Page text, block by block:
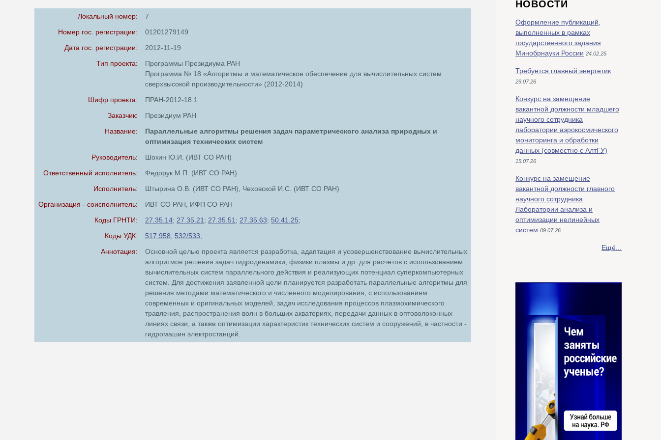
Локальный номер:
7
Номер гос. регистрации:
01201279149
Дата гос. регистрации:
2012-11-19
Тип проекта:
Программы Президиума РАН
Программа № 18 «Алгоритмы и математическое обеспечение для вычислительных систем
сверхвысокой производительности» (2012-2014)
Шифр проекта:
ПРАН-2012-18.1
Заказчик:
Президиум РАН
Название:
Параллельные алгоритмы решения задач параметрического анализа природных и
оптимизация технических систем
Руководитель:
Шокин Ю.И. (ИВТ СО РАН)
Ответственный исполнитель:
Федорук М.П. (ИВТ СО РАН)
Исполнитель:
Штырина О.В. (ИВТ СО РАН), Чеховской И.С. (ИВТ СО РАН)
Организация - соисполнитель:
ИВТ СО РАН, ИФП СО РАН
Коды ГРНТИ:
27.35.14; 27.35.21 ; 27.35.51 ; 27.35.63; 50.41.25;
Коды УДК:
517.958; 532/533;
Аннотация:
Основной целью проекта является разработка, адаптация и усовершенствование вычислительных
алгоритмов решения задач гидродинамики, физики плазмы и др. для расчетов с использованием
вычислительных систем параллельного действия и реализующих потенциал суперкомпьютерных
систем. Для достижения заявленной цели планируется разработать параллельные алгоритмы для
решения методами математического и численного моделирования, с использованием
современных и оригинальных моделей, задач исследования процессов плазмохимического
травления, распространения волн в больших акваториях, передачи данных в оптоволоконных
линиях связи, а также оптимизации характеристик технических систем и сооружений, в частности -
гидромашин электростанций.
НОВОСТИ
Оформление публикаций,
выполненных в рамках
государственного задания
Минобрнауки России 24.02.25
Требуется главный энергетик
29.07.26
Конкурс на замещение
вакантной должности младшего
научного сотрудника
лаборатории аэрокосмического
мониторинга и обработки
данных (совместно с АлтГУ)
15.07.26
Конкурс на замещение
вакантной должности главного
научного сотрудника
Лаборатории анализа и
оптимизации нелинейных
систем 09.07.26
Ещё...